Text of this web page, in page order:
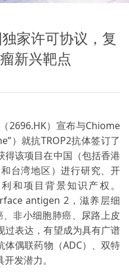
家许可协议，复
新兴靶点
2696.HK）宣布与Chiome
）就抗TROP2抗体签订了
得该项目在中国（包括香港
台湾地区）进行研究、开
和项目背景知识产权。
antigen 2，滋养层细
非小细胞肺癌、尿路上皮
过表达，有望成为具有广谱
偶联药物（ADC）、双特
发潜力。